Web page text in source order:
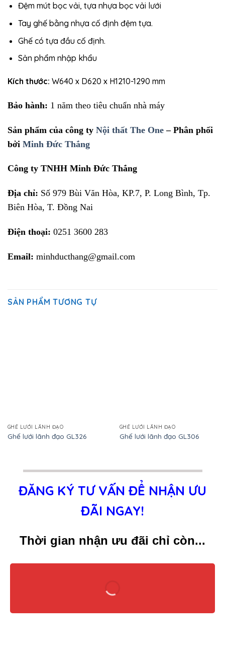
Đệm mút bọc vải, tựa nhựa bọc vải lưới
Tay ghế bằng nhựa cố định đệm tựa.
Ghế có tựa đầu cố định.
Sản phẩm nhập khẩu
Kích thước: W640 x D620 x H1210-1290 mm
Bảo hành: 1 năm theo tiêu chuẩn nhà máy
Sản phẩm của công ty Nội thất The One – Phân phối
bởi Minh Đức Thắng
Công ty TNHH Minh Đức Thắng
Địa chỉ: Số 979 Bùi Văn Hòa, KP.7, P. Long Bình, Tp.
Biên Hòa, T. Đồng Nai
Điện thoại: 0251 3600 283
Email: minhducthang@gmail.com
SẢN PHẨM TƯƠNG TỰ
GHẾ LƯỚI LÃNH ĐẠO
Ghế lưới lãnh đạo GL326
GHẾ LƯỚI LÃNH ĐẠO
Ghế lưới lãnh đạo GL306
ĐĂNG KÝ TƯ VẤN ĐỂ NHẬN ƯU
ĐÃI NGAY!
Thời gian nhận ưu đãi chỉ còn...